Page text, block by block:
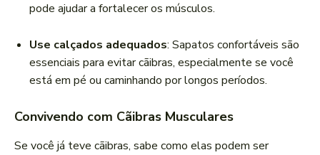
pode ajudar a fortalecer os músculos.
Use calçados adequados: Sapatos confortáveis são
essenciais para evitar cãibras, especialmente se você
está em pé ou caminhando por longos períodos.
Convivendo com Cãibras Musculares
Se você já teve cãibras, sabe como elas podem ser